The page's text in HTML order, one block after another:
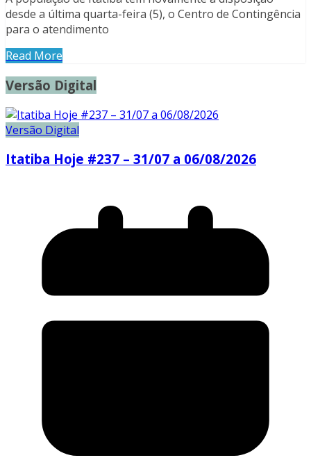
desde a última quarta-feira (5), o Centro de Contingência
para o atendimento
Read More
Versão Digital
Versão Digital
Itatiba Hoje #237 – 31/07 a 06/08/2026